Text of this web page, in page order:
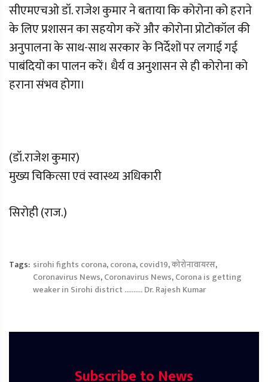
सीएमएचओ डॉ. राजेश कुमार ने बताया कि कोरोना को हराने
के लिए प्रशासन का सहयोग करें और कोरोना प्रोटोकॉल की
अनुपालना के साथ-साथ सरकार के निर्देशों पर लगाई गई
पाबंदियों का पालन करें। धैर्य व अनुशासन से ही कोरोना को
हराना संभव होगा।
(डॉ.राजेश कुमार)
मुख्य चिकित्सा एवं स्वास्थ्य अधिकारी
सिरोही (राज.)
Tags: sirohi fights corona,corona,covid19,कोरोनावायरस,
Coronavirus News,Coronavirus News,Corona is getting
weaker in Sirohi district ………. Dr. Rajesh Kumar
Subscribe to News